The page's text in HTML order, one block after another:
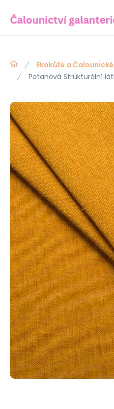
Ekokůže a
Potahová Strukturální